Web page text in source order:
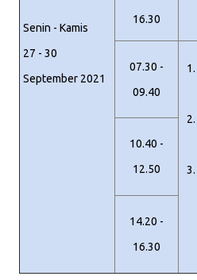
Senin - Kamis
27 - 30
September 2021
16.30
07.30 -
09.40
10.40 -
12.50
14.20 -
16.30